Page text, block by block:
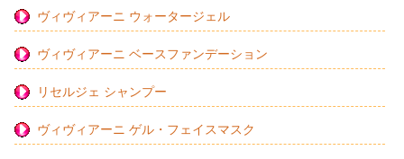
ヴィヴィアーニ ウォータージェル
ヴィヴィアーニ ベースファンデーション
リセルジェ シャンプー
ヴィヴィアーニ ゲル・フェイスマスク